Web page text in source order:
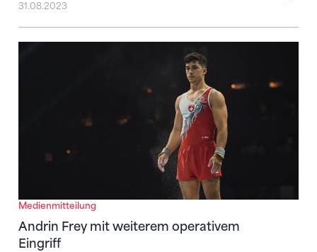
31.08.2023
Medienmitteilung
Andrin Frey mit weiterem operativem
Eingriff
Andrin Frey mit weiterem operativem Eingriff